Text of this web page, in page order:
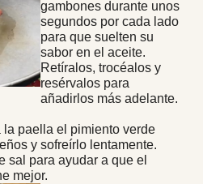
gambones durante unos
segundos por cada lado
para que suelten su
sabor en el aceite.
Retíralos, trocéalos y
resérvalos para
añadirlos más adelante.
la paella el pimiento verde
y sofreírlo lentamente.
sal para ayudar a que el
mejor.